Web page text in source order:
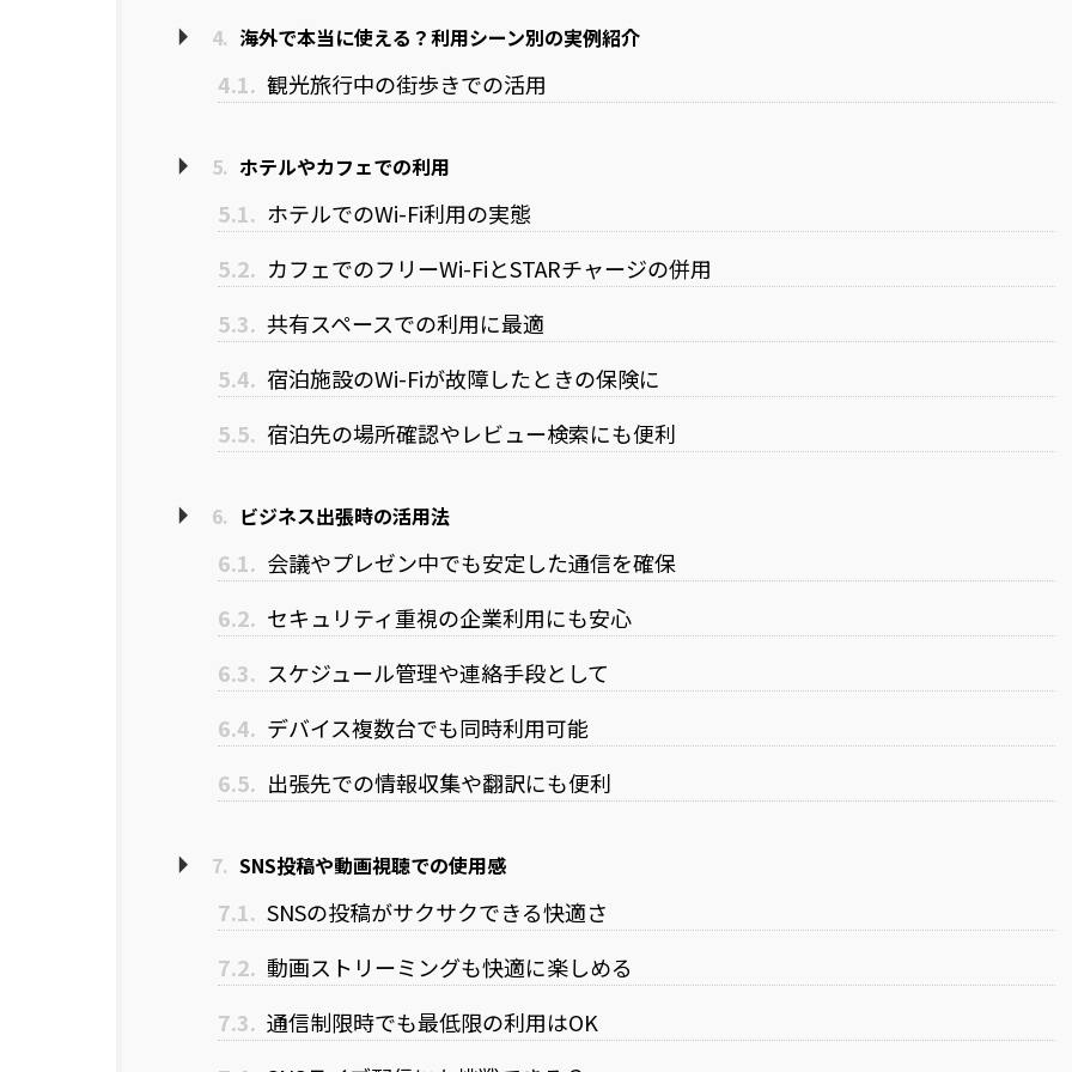
4. 海外で本当に使える？利用シーン別の実例紹介
4.1. 観光旅行中の街歩きでの活用
5. ホテルやカフェでの利用
5.1. ホテルでのWi-Fi利用の実態
5.2. カフェでのフリーWi-FiとSTARチャージの併用
5.3. 共有スペースでの利用に最適
5.4. 宿泊施設のWi-Fiが故障したときの保険に
5.5. 宿泊先の場所確認やレビュー検索にも便利
6. ビジネス出張時の活用法
6.1. 会議やプレゼン中でも安定した通信を確保
6.2. セキュリティ重視の企業利用にも安心
6.3. スケジュール管理や連絡手段として
6.4. デバイス複数台でも同時利用可能
6.5. 出張先での情報収集や翻訳にも便利
7. SNS投稿や動画視聴での使用感
7.1. SNSの投稿がサクサクできる快適さ
7.2. 動画ストリーミングも快適に楽しめる
7.3. 通信制限時でも最低限の利用はOK